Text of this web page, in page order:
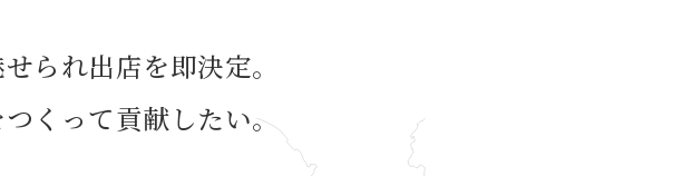
られ出店を即決定。
くって貢献したい。